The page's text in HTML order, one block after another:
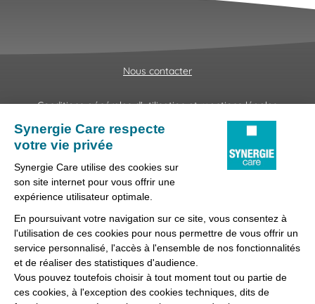
Nous contacter
Conditions générales d'utilisation et mentions légales
Fraudes & Hameçonnages
Lanceur d'alertes
Préférences des cookies
Synergie Care, réseau d'agences d'emploi spécialisées dans
la délégation de personnel médical et paramédical, filiale du